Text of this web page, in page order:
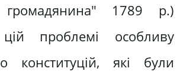
1789 р.)
проблемі особливу
конституцій, які були